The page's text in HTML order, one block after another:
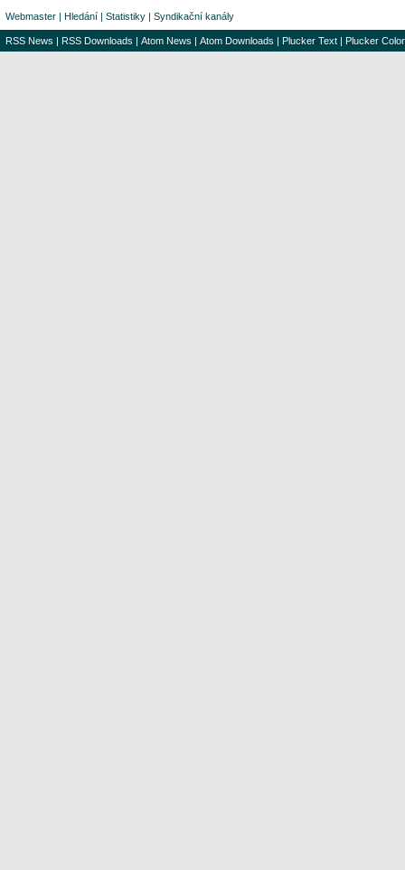
Webmaster | Hledání | Statistiky | Syndikační kanály
RSS News | RSS Downloads | Atom News | Atom Downloads | Plucker Text | Plucker Color